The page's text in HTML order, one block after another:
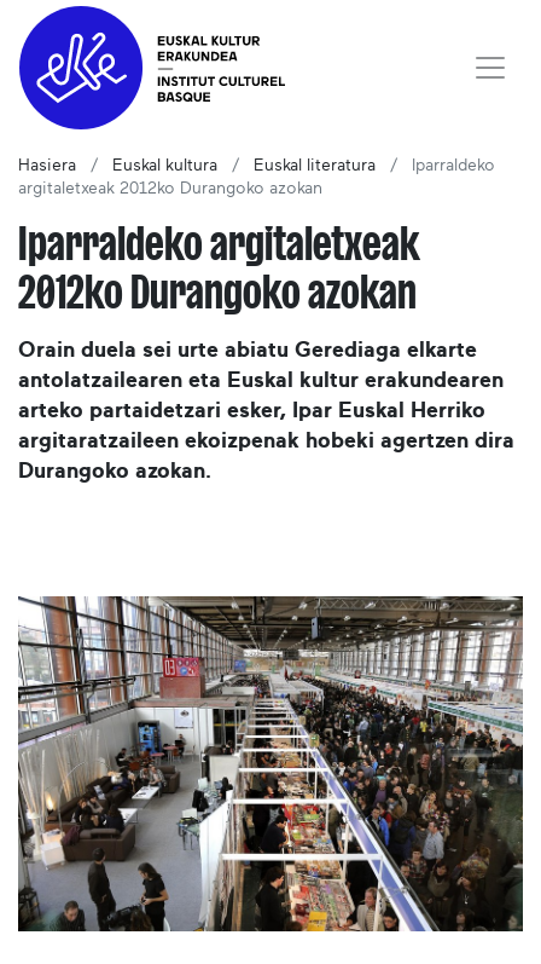
Hasiera Euskal kultura Euskal literatura
Iparraldeko
argitaletxeak 2012ko Durangoko azokan
Iparraldeko argitaletxeak
2012ko Durangoko azokan
Orain duela sei urte abiatu Gerediaga elkarte
antolatzailearen eta Euskal kultur erakundearen
arteko partaidetzari esker, Ipar Euskal Herriko
argitaratzaileen ekoizpenak hobeki agertzen dira
Durangoko azokan.